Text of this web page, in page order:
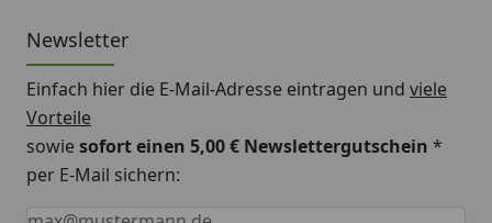
Newsletter
Einfach hier die E-Mail-Adresse eintragen und viele
Vorteile
sowiesofort einen 5,00 € Newslettergutschein *
per E-Mail sichern:
Keine Eingabe erforderlich
Eingabe erforderlich
E-Mail *